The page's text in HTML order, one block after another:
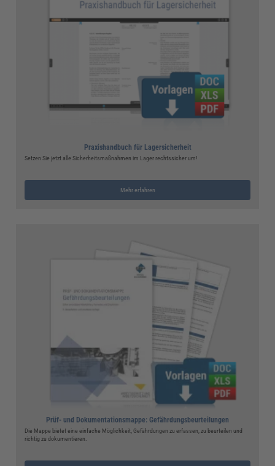
Praxishandbuch für Lagersicherheit
Setzen Sie jetzt alle Sicherheitsmaßnahmen im Lager rechtssicher um!
Mehr erfahren
Prüf- und Dokumentationsmappe: Gefährdungsbeurteilungen
Die Mappe bietet eine einfache Möglichkeit, Gefährdungen zu erfassen, zu beurteilen und
richtig zu dokumentieren.